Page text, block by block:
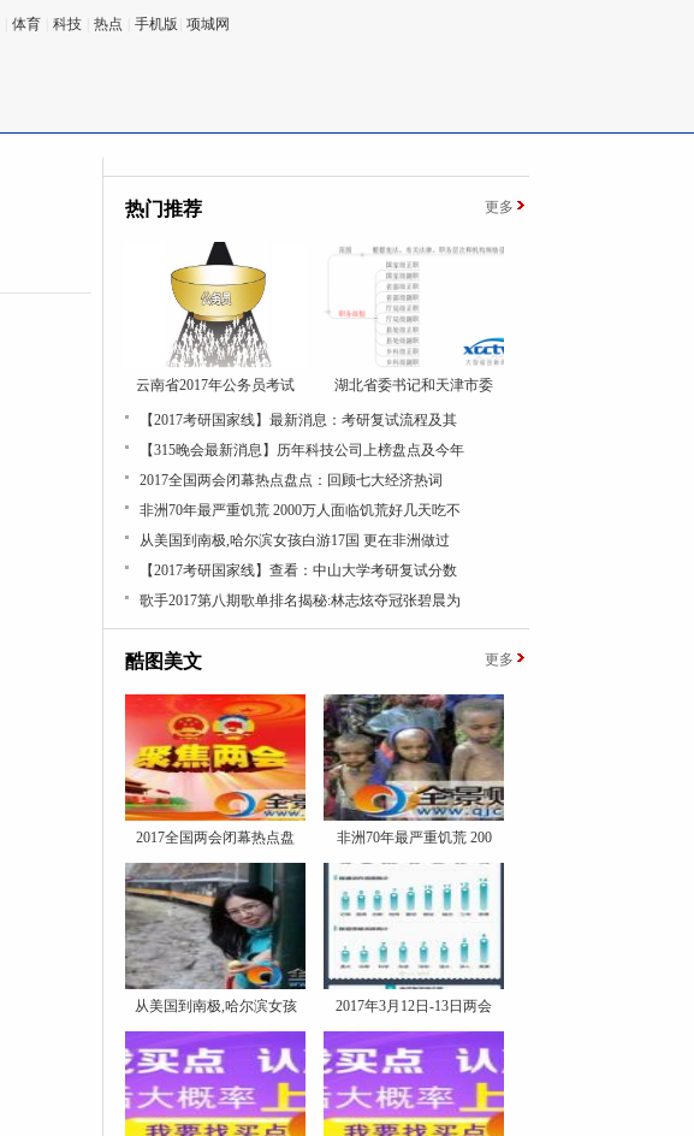
体育 科技 热点 手机版 项城网
热门推荐 更多
云南省2017年公务员考试 湖北省委书记和天津市委
【2017考研国家线】最新消息：考研复试流程及其
【315晚会最新消息】历年科技公司上榜盘点及今年
2017全国两会闭幕热点盘点：回顾七大经济热词
非洲70年最严重饥荒 2000万人面临饥荒好几天吃不
从美国到南极,哈尔滨女孩白游17国 更在非洲做过
【2017考研国家线】查看：中山大学考研复试分数
歌手2017第八期歌单排名揭秘:林志炫夺冠张碧晨为
酷图美文 更多
2017全国两会闭幕热点盘 非洲70年最严重饥荒 200
从美国到南极,哈尔滨女孩 2017年3月12日-13日两会